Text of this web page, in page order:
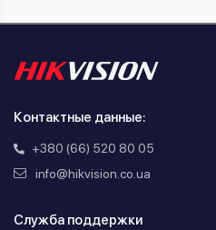
Контактные данные:
+380 (66) 520 80 05
info@hikvision.co.ua
Служба поддержки